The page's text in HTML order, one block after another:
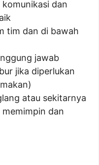
dan
tim dan di bawah
jawab
jika diperlukan
atau sekitarnya
dan